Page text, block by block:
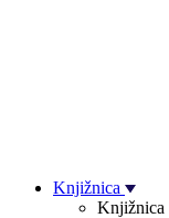
Knjižnica
Knjižnica